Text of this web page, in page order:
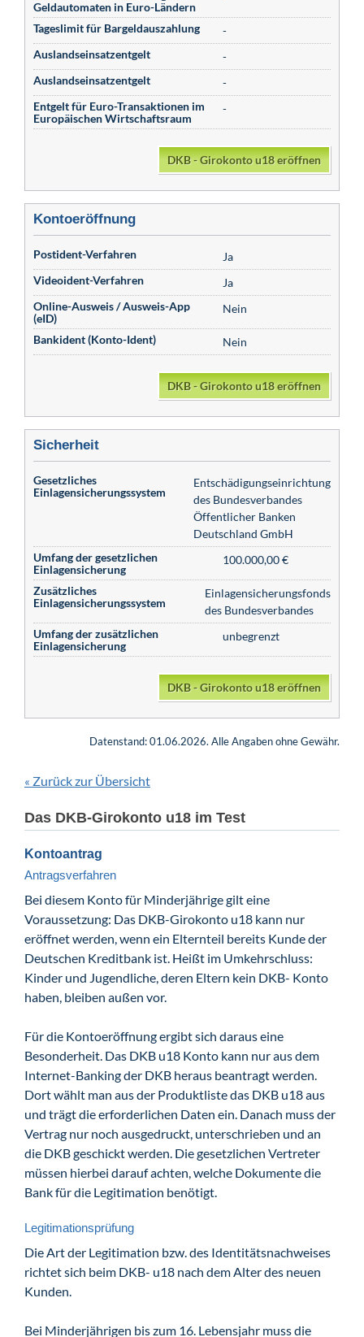
Geldautomaten in Euro-Ländern
Tageslimit für Bargeldauszahlung
-
Auslandseinsatzentgelt
-
Auslandseinsatzentgelt
-
Entgelt für Euro-Transaktionen im
Europäischen Wirtschaftsraum
-
DKB - Girokonto u18 eröffnen
Kontoeröffnung
Postident-Verfahren
Ja
Videoident-Verfahren
Ja
Online-Ausweis / Ausweis-App
(eID)
Nein
Bankident (Konto-Ident) Nein
DKB - Girokonto u18 eröffnen
Sicherheit
Gesetzliches
Einlagensicherungssystem
Entschädigungseinrichtung
des Bundesverbandes
Öffentlicher Banken
Deutschland GmbH
Umfang der gesetzlichen
Einlagensicherung
100.000,00 €
Zusätzliches
Einlagensicherungssystem
Einlagensicherungsfonds
des Bundesverbandes
Umfang der zusätzlichen
Einlagensicherung
unbegrenzt
DKB - Girokonto u18 eröffnen
Datenstand: 01.06.2026. Alle Angaben ohne Gewähr.
« Zurück zur Übersicht
Das DKB-Girokonto u18 im Test
Kontoantrag
Antragsverfahren
Bei diesem Konto für Minderjährige gilt eine
Voraussetzung: Das DKB-Girokonto u18 kann nur
eröffnet werden, wenn ein Elternteil bereits Kunde der
Deutschen Kreditbank ist. Heißt im Umkehrschluss:
Kinder und Jugendliche, deren Eltern kein DKB- Konto
haben, bleiben außen vor.
Für die Kontoeröffnung ergibt sich daraus eine
Besonderheit. Das DKB u18 Konto kann nur aus dem
Internet-Banking der DKB heraus beantragt werden.
Dort wählt man aus der Produktliste das DKB u18 aus
und trägt die erforderlichen Daten ein. Danach muss der
Vertrag nur noch ausgedruckt, unterschrieben und an
die DKB geschickt werden. Die gesetzlichen Vertreter
müssen hierbei darauf achten, welche Dokumente die
Bank für die Legitimation benötigt.
Legitimationsprüfung
Die Art der Legitimation bzw. des Identitätsnachweises
richtet sich beim DKB- u18 nach dem Alter des neuen
Kunden.
Bei Minderjährigen bis zum 16. Lebensjahr muss die